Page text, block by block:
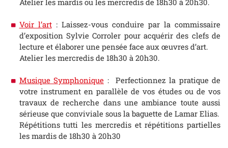
Voir l’art: Laissez-vous conduire par la commissaire
d’exposition Sylvie Corroler pour acquérir des clefs de
lecture et élaborer une pensée face aux œuvres d’art.
Atelier les mercredis de 18h30 à 20h30.
Musique Symphonique : Perfectionnez la pratique de
votre instrument en parallèle de vos études ou de vos
travaux de recherche dans une ambiance toute aussi
sérieuse que conviviale sous la baguette de Lamar Elias.
Répétitions tutti les mercredis et répétitions partielles
les mardis de 18h30 à 20h30